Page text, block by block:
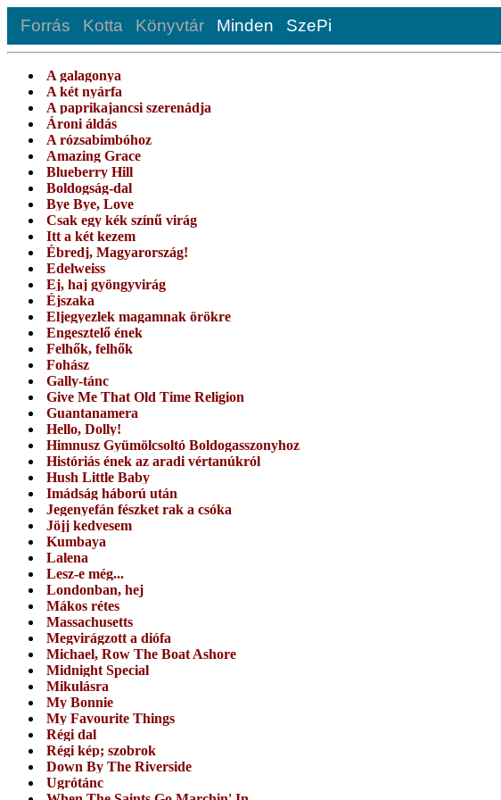
Forrás Kotta Könyvtár Minden SzePi
A galagonya
A két nyárfa
A paprikajancsi szerenádja
Ároni áldás
A rózsabimbóhoz
Amazing Grace
Blueberry Hill
Boldogság-dal
Bye Bye, Love
Csak egy kék színű virág
Itt a két kezem
Ébredj, Magyarország!
Edelweiss
Ej, haj gyöngyvirág
Éjszaka
Eljegyezlek magamnak örökre
Engesztelő ének
Felhők, felhők
Fohász
Gally-tánc
Give Me That Old Time Religion
Guantanamera
Hello, Dolly!
Himnusz Gyümölcsoltó Boldogasszonyhoz
Históriás ének az aradi vértanúkról
Hush Little Baby
Imádság háború után
Jegenyefán fészket rak a csóka
Jöjj kedvesem
Kumbaya
Lalena
Lesz-e még...
Londonban, hej
Mákos rétes
Massachusetts
Megvirágzott a diófa
Michael, Row The Boat Ashore
Midnight Special
Mikulásra
My Bonnie
My Favourite Things
Régi dal
Régi kép; szobrok
Down By The Riverside
Ugrótánc